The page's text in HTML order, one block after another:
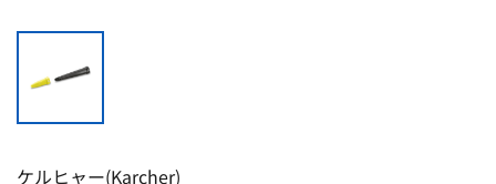
ケルヒャー(Karcher)